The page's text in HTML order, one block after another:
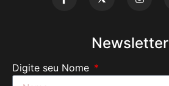
Newsletter
Digite seu Nome